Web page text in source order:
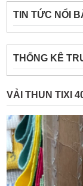
TIN TỨC NỔI
THỐNG KÊ
VẢI THUN TIXI